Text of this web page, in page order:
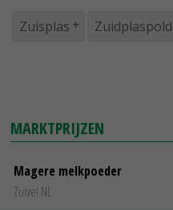
Zuisplas
MARKTPRIJZEN
Magere melkpoeder
Zuivel NL